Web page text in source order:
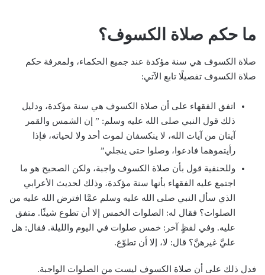
ما حكم صلاة الكسوف؟
صلاة الكسوف هي سنة مؤكدة عند جميع الحكماء، ولمعرفة حكم
صلاة الكسوف تفصيلًا تابع الآتي:
اتفق الفقهاء على أن صلاة الكسوف هي سنة مؤكدة، ودليل
ذلك قول النبي صلى الله عليه وسلم: ” إن الشمس والقمر
آيتان من آيات الله، لا ينكسفان لموت أحد ولا لحياته، فإذا
رأيتموهما فادعوا، وصلوا حتى ينجلي”
وللحنفية قول بأن صلاة الكسوف واجبة، ولكن الصحيح هو ما
اجتمع عليه الفقهاء بأنها سنة مؤكدة، وذلك لحديث الأعرابي
الذي سأل النبي صلى الله عليه وسلم عمَّا افترض الله عليه من
الصلوات؟ فقال له: الصلوات الخمس إلا أن تطوع شيئًا. متفق
عليه. وفي لفظٍ آخر: خمس صلوات في اليوم والليلة. فقال: هل
عليَّ غيرهنَّ؟ قال: لا، إلا أن تطوّع.
فدل ذلك على أن صلاة الكسوف ليست من الصلوات الواجبة.